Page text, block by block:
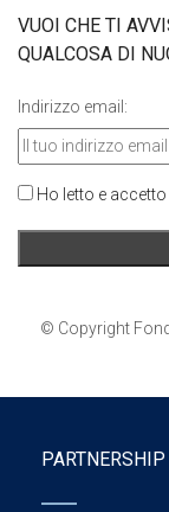
VUOI CHE TI
QUALCOSA DI
Indirizzo email:
Ho letto e
© Copyright
PARTNERSHIP